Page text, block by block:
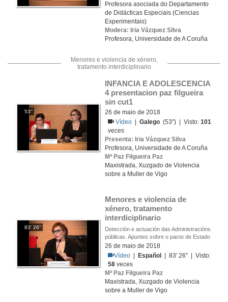
Profesora asociada do Departamento
de Didácticas Especiais (Ciencias
Experimentais)
Modera: Iria Vázquez Silva
Profesora, Universidade de A Coruña
Menores e violencia de xénero,
tratamento interdiciplinario
53''
INFANCIA E ADOLESCENCIA
4 presentacion paz filgueira
sin cut1
26 de maio de 2018
Vídeo
|Galego (53'') | Visto:101
veces
Presenta: Iria Vázquez Silva
Profesora, Universidade de A Coruña
Mª Paz Filgueira Paz
Maxistrada, Xuzgado de Violencia
sobre a Muller de Vigo
83' 26''
Menores e violencia de
xénero, tratamento
interdiciplinario
Detección e actuación das Administracións
públicas. Apuntes sobre o pacto de Estado
26 de maio de 2018
Vídeo
Español
| 83' 26'' | Visto:
58 veces
Mª Paz Filgueira Paz
Maxistrada, Xuzgado de Violencia
sobre a Muller de Vigo